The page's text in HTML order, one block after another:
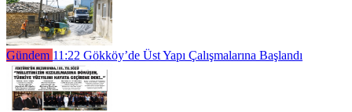
Gündem 11:22 Gökköy’de Üst Yapı Çalışmalarına Başlandı